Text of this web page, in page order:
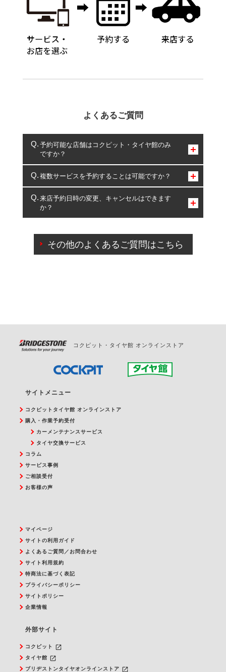
よくあるご質問
予約可能な店舗はコクピット・タイヤ館のみ
ですか？
コクピット・タイヤ館のみとなります。
複数サービスを予約することは可能ですか？
複数サービスのご予約は可能です。
一部の商品・サービスの組み合わせに限り、同時にご予約が
出来ないものもございます。
来店予約日時の変更、キャンセルはできます
か？
ご来店予約日の3営業日前を過ぎている場合のご予約
の日時変更につきましては、直接ご予約の店舗まで
その他のよくあるご質問はこちら
コクピット・タイヤ館 オンラインストア
サイトメニュー
コクピットタイヤ館 オンラインストア
購入・作業予約受付
カーメンテナンスサービス
タイヤ交換サービス
コラム
サービス事例
ご相談受付
お客様の声
マイページ
サイトの利用ガイド
よくあるご質問／お問合わせ
サイト利用規約
特商法に基づく表記
プライバシーポリシー
サイトポリシー
企業情報
外部サイト
コクピット launch
タイヤ館 launch
ブリヂストンタイヤオンラインストア launch